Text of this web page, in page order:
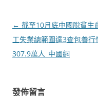
文
章
導
← 截至10月底中國脫貧生
工失業總範圍達3查包養行
307.9萬人_中國網
發佈留言